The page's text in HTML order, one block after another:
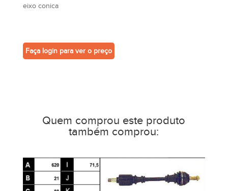
eixo conica
Faça login para ver o preço
Quem comprou este produto
também comprou: